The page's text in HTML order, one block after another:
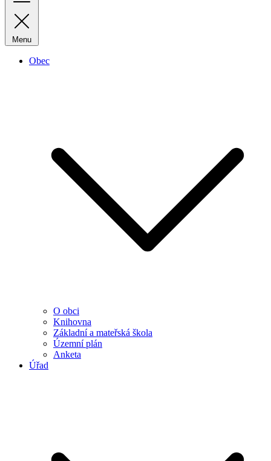
Menu
Obec
O obci
Knihovna
Základní a mateřská škola
Územní plán
Anketa
Úřad